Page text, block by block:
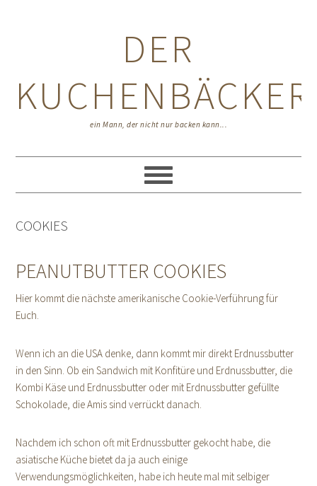
DER
KUCHENBÄCKER
ein Mann, der nicht nur backen kann...
COOKIES
PEANUTBUTTER COOKIES
Hier kommt die nächste amerikanische Cookie-Verführung für
Euch.
Wenn ich an die USA denke, dann kommt mir direkt Erdnussbutter
in den Sinn. Ob ein Sandwich mit Konfitüre und Erdnussbutter, die
Kombi Käse und Erdnussbutter oder mit Erdnussbutter gefüllte
Schokolade, die Amis sind verrückt danach.
Nachdem ich schon oft mit Erdnussbutter gekocht habe, die
asiatische Küche bietet da ja auch einige
Verwendungsmöglichkeiten, habe ich heute mal mit selbiger